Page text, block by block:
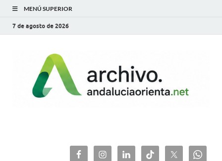
MENÚ SUPERIOR
7 de agosto de 2026